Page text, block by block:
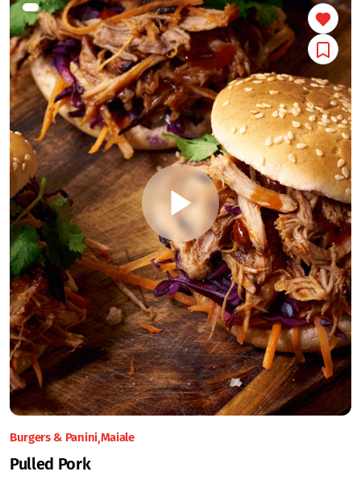
Burgers & Panini Maiale
Pulled Pork